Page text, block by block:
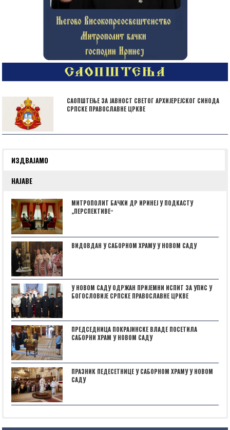
САОПШТЕЊЕ ЗА ЈАВНОСТ СВЕТОГ АРХИЈЕРЕЈСКОГ СИНОДА
СРПСКЕ ПРАВОСЛАВНЕ ЦРКВЕ
ИЗДВАЈАМО
НАЈАВЕ
МИТРОПОЛИТ БАЧКИ ДР ИРИНЕЈ У ПОДКАСТУ
„ПЕРСПЕКТИВЕˮ
ВИДОВДАН У САБОРНОМ ХРАМУ У НОВОМ САДУ
У НОВОМ САДУ ОДРЖАН ПРИЈЕМНИ ИСПИТ ЗА УПИС У
БОГОСЛОВИЈЕ СРПСКЕ ПРАВОСЛАВНЕ ЦРКВЕ
ПРЕДСЕДНИЦА ПОКРАЈИНСКЕ ВЛАДЕ ПОСЕТИЛА
САБОРНИ ХРАМ У НОВОМ САДУ
ПРАЗНИК ПЕДЕСЕТНИЦЕ У САБОРНОМ ХРАМУ У НОВОМ
САДУ